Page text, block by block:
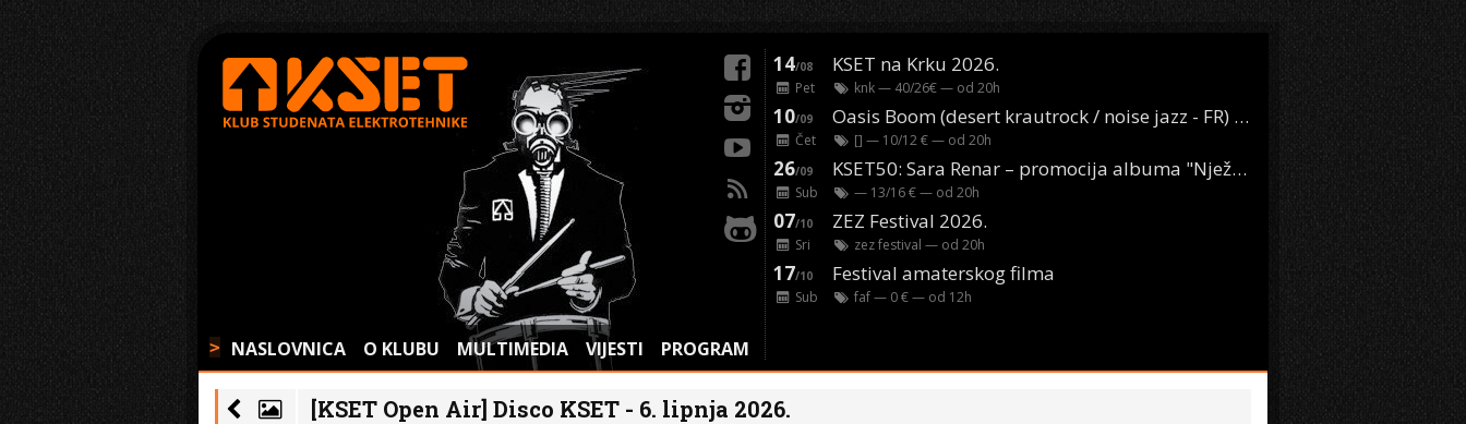
> NASLOVNICA O KLUBU MULTIMEDIA VIJESTI PROGRAM
14/08 KSET na Krku 2026.
Pet knk— 40/26€ — od 20h
10/09 Oasis Boom (desert krautrock / noise jazz - FR) @ KONTEJNER
Čet [] — 10/12 € — od 20h
26/09 KSET50: Sara Renar – promocija albuma "Nježne riječi" @ Močvara
Sub — 13/16 € — od 20h
07/10 ZEZ Festival 2026.
Sri zez festival — od 20h
17/10 Festival amaterskog filma
Sub faf— 0 € — od 12h
[KSET Open Air] Disco KSET - 6. lipnja 2026.